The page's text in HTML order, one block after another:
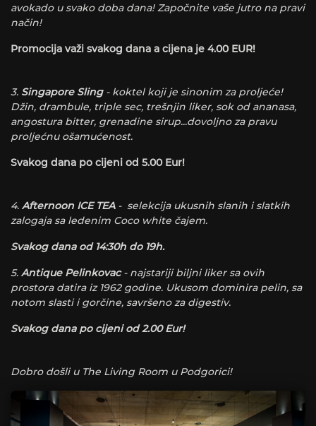
avokado u svako doba dana! Započnite vaše jutro na pravi
način!
Promocija važi svakog dana a cijena je 4.00 EUR!
3. Singapore Sling - koktel koji je sinonim za proljeće!
Džin, drambule, triple sec, trešnjin liker, sok od ananasa,
angostura bitter, grenadine sirup...dovoljno za pravu
proljećnu ošamućenost.
Svakog dana po cijeni od 5.00 Eur!
4. Afternoon ICE TEA- selekcija ukusnih slanih i slatkih
zalogaja sa ledenim Coco white čajem.
Svakog dana od 14:30h do 19h.
5. Antique Pelinkovac- najstariji biljni liker sa ovih
prostora datira iz 1962 godine. Ukusom dominira pelin, sa
notom slasti i gorčine, savršeno za digestiv.
Svakog dana po cijeni od 2.00 Eur!
Dobro došli u The Living Room u Podgorici!